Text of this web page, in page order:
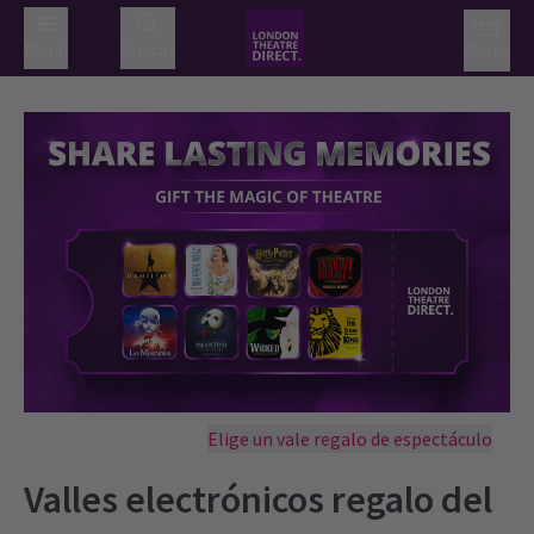
Elige un vale regalo de espectáculo
Valles electrónicos regalo del